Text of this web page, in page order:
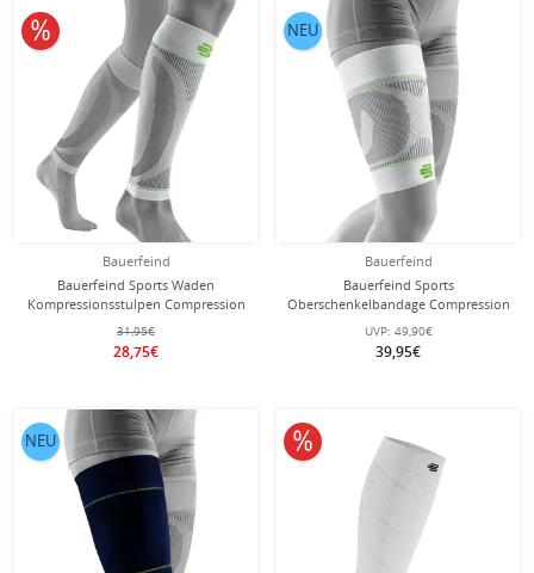
Bauerfeind
Bauerfeind Sports Waden
Kompressionsstulpen Compression
Lower Leg Sleeves short weiss - 2
Stück
31,95€
28,75€
10% reduziert
Bauerfeind
Bauerfeind Sports
Oberschenkelbandage Compression
Sleeves Upper Leg Short - weiss - 2
Stück
UVP: 49,90€
39,95€
NEU
NEU 10% reduziert